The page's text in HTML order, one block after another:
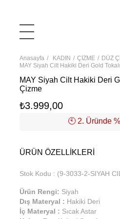
Anasayfa KADIN ÇİZME
DÜZ
MAY Siyah Cilt Hakiki Deri Gold
MAY Siyah Cilt Hakiki Deri
Çizme
₺3.999,00
🕙️ 2. Üründe
ÜRÜN ÖZELLIKLERI
Stok Kodu (9-3033-2-SIYAH
Ürün Rengi: Siyah
Dış Materyal : Hakiki Deri
İç Materyal : Sıcak Astar